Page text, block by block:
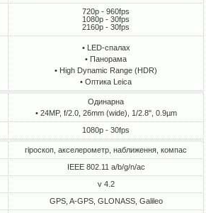
720p - 960fps
1080p - 30fps
2160p - 30fps
• LED-спалах
• Панорама
• High Dynamic Range (HDR)
• Оптика Leica
Одинарна
• 24MP, f/2.0, 26mm (wide), 1/2.8", 0.9µm
1080p - 30fps
гіроскоп, акселерометр, наближення, компас
IEEE 802.11 a/b/g/n/ac
v 4.2
GPS, A-GPS, GLONASS, Galileo